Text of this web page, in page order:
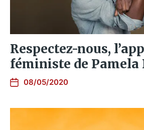
Respectez-nous,
féministe de Pamela
08/05/2020